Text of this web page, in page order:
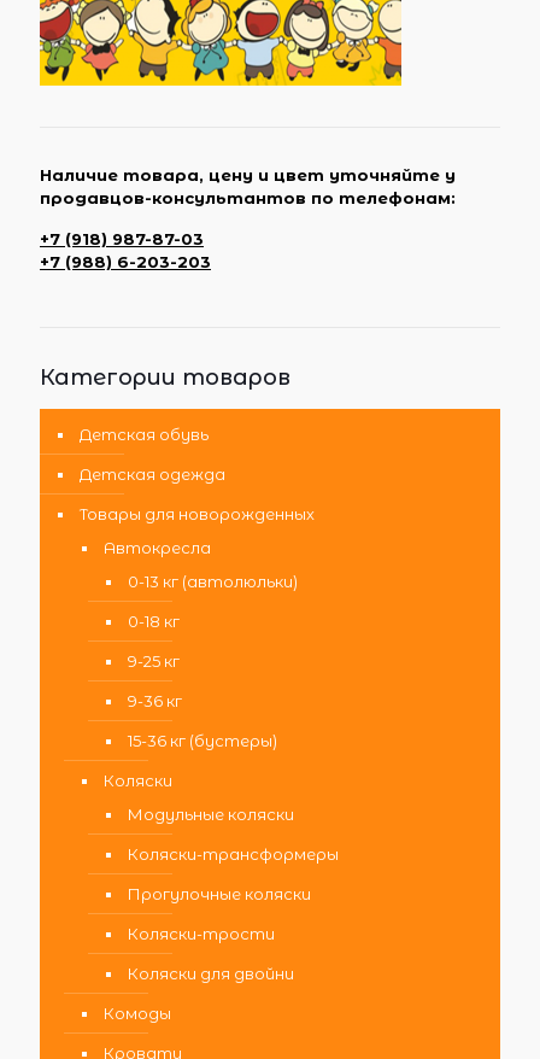
Наличие товара, цену и цвет уточняйте у
продавцов-консультантов по телефонам:
+7 (918) 987-87-03
+7 (988) 6-203-203
Категории товаров
Детская обувь
Детская одежда
Товары для новорожденных
Автокресла
0-13 кг (автолюльки)
0-18 кг
9-25 кг
9-36 кг
15-36 кг (бустеры)
Коляски
Модульные коляски
Коляски-трансформеры
Прогулочные коляски
Коляски-трости
Коляски для двойни
Комоды
Кровати